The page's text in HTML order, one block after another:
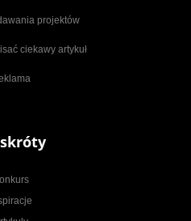
projektów
ciekawy artykuł